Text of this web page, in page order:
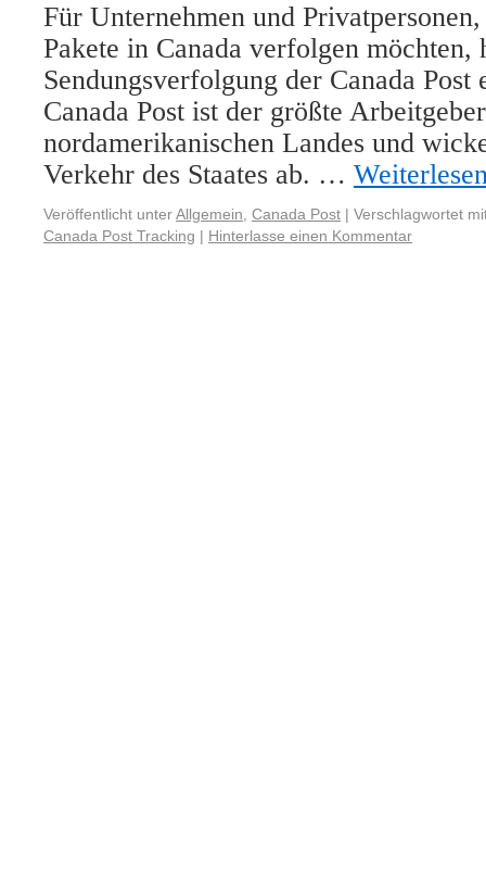
Für Unternehmen und
Pakete in Canada verfolgen möchten,
Sendungsverfolgung der Canada
Canada Post ist der größte
nordamerikanischen Landes und
Verkehr des Staates ab. …
Veröffentlicht unterAllgemein Canada Post | Verschlagwortet
Canada Post Tracking | Hinterlasse einen Kommentar